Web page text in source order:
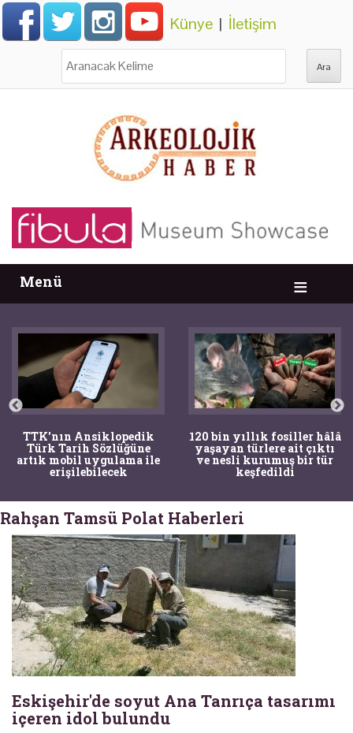
Künye | İletişim
Menü
TTK'nın Ansiklopedik
Türk Tarih Sözlüğüne
artık mobil uygulama ile
erişilebilecek
120 bin yıllık fosiller hâlâ
yaşayan türlere ait çıktı
ve nesli kurumuş bir tür
keşfedildi
Rahşan Tamsü Polat Haberleri
Eskişehir'de soyut Ana Tanrıça tasarımı
içeren idol bulundu